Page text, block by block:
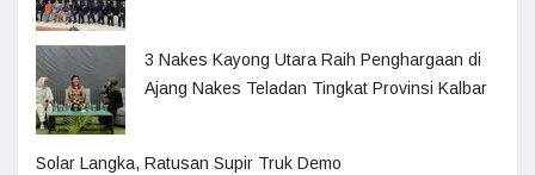
3 Nakes Kayong Utara Raih Penghargaan di
Ajang Nakes Teladan Tingkat Provinsi Kalbar
Solar Langka, Ratusan Supir Truk Demo